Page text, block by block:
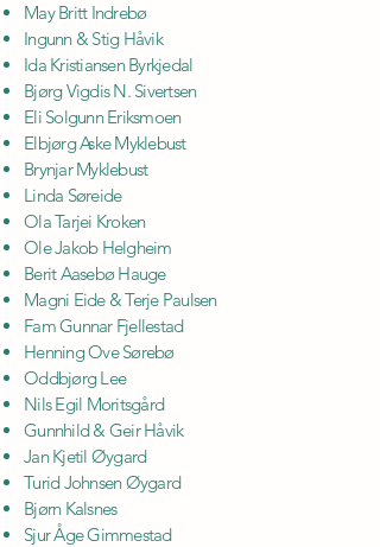
May Britt Indrebø
Ingunn & Stig Håvik
Ida Kristiansen Byrkjedal
Bjørg Vigdis N. Sivertsen
Eli Solgunn Eriksmoen
Elbjørg Aske Myklebust
Brynjar Myklebust
Linda Søreide
Ola Tarjei Kroken
Ole Jakob Helgheim
Berit Aasebø Hauge
Magni Eide & Terje Paulsen
Fam Gunnar Fjellestad
Henning Ove Sørebø
Oddbjørg Lee
Nils Egil Moritsgård
Gunnhild & Geir Håvik
Jan Kjetil Øygard
Turid Johnsen Øygard
Bjørn Kalsnes
Sjur Åge Gimmestad